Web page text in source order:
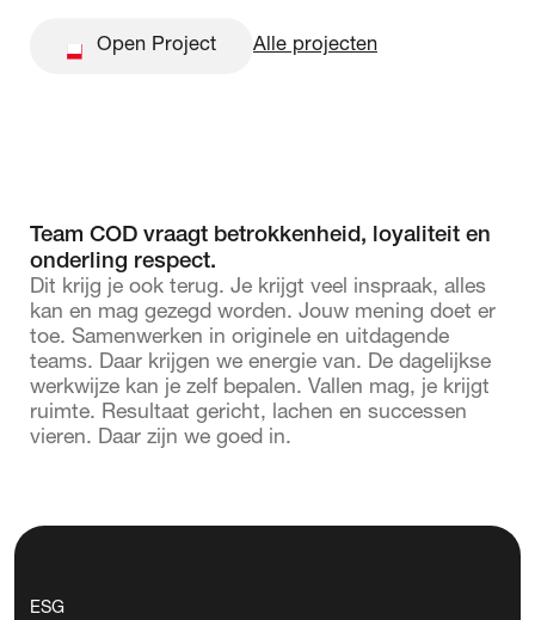
Open Project
Open Project Alle projecten
Team COD vraagt betrokkenheid, loyaliteit en
onderling respect.
Dit krijg je ook terug. Je krijgt veel inspraak, alles
kan en mag gezegd worden. Jouw mening doet er
toe. Samenwerken in originele en uitdagende
teams. Daar krijgen we energie van. De dagelijkse
werkwijze kan je zelf bepalen. Vallen mag, je krijgt
ruimte. Resultaat gericht, lachen en successen
vieren. Daar zijn we goed in.
ESG